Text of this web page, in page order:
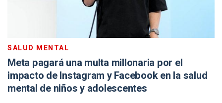
SALUD MENTAL
Meta pagará una multa millonaria por el
impacto de Instagram y Facebook en la salud
mental de niños y adolescentes